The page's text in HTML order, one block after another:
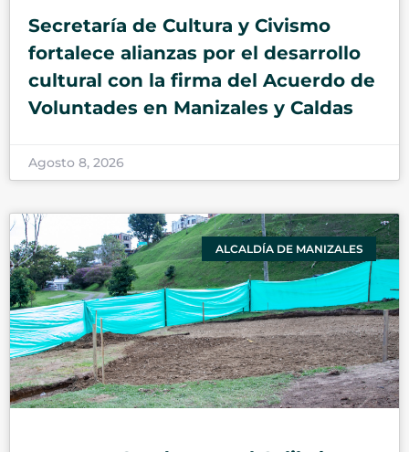
Secretaría de Cultura y Civismo
fortalece alianzas por el desarrollo
cultural con la firma del Acuerdo de
Voluntades en Manizales y Caldas
Agosto 8, 2026
ALCALDÍA DE MANIZALES